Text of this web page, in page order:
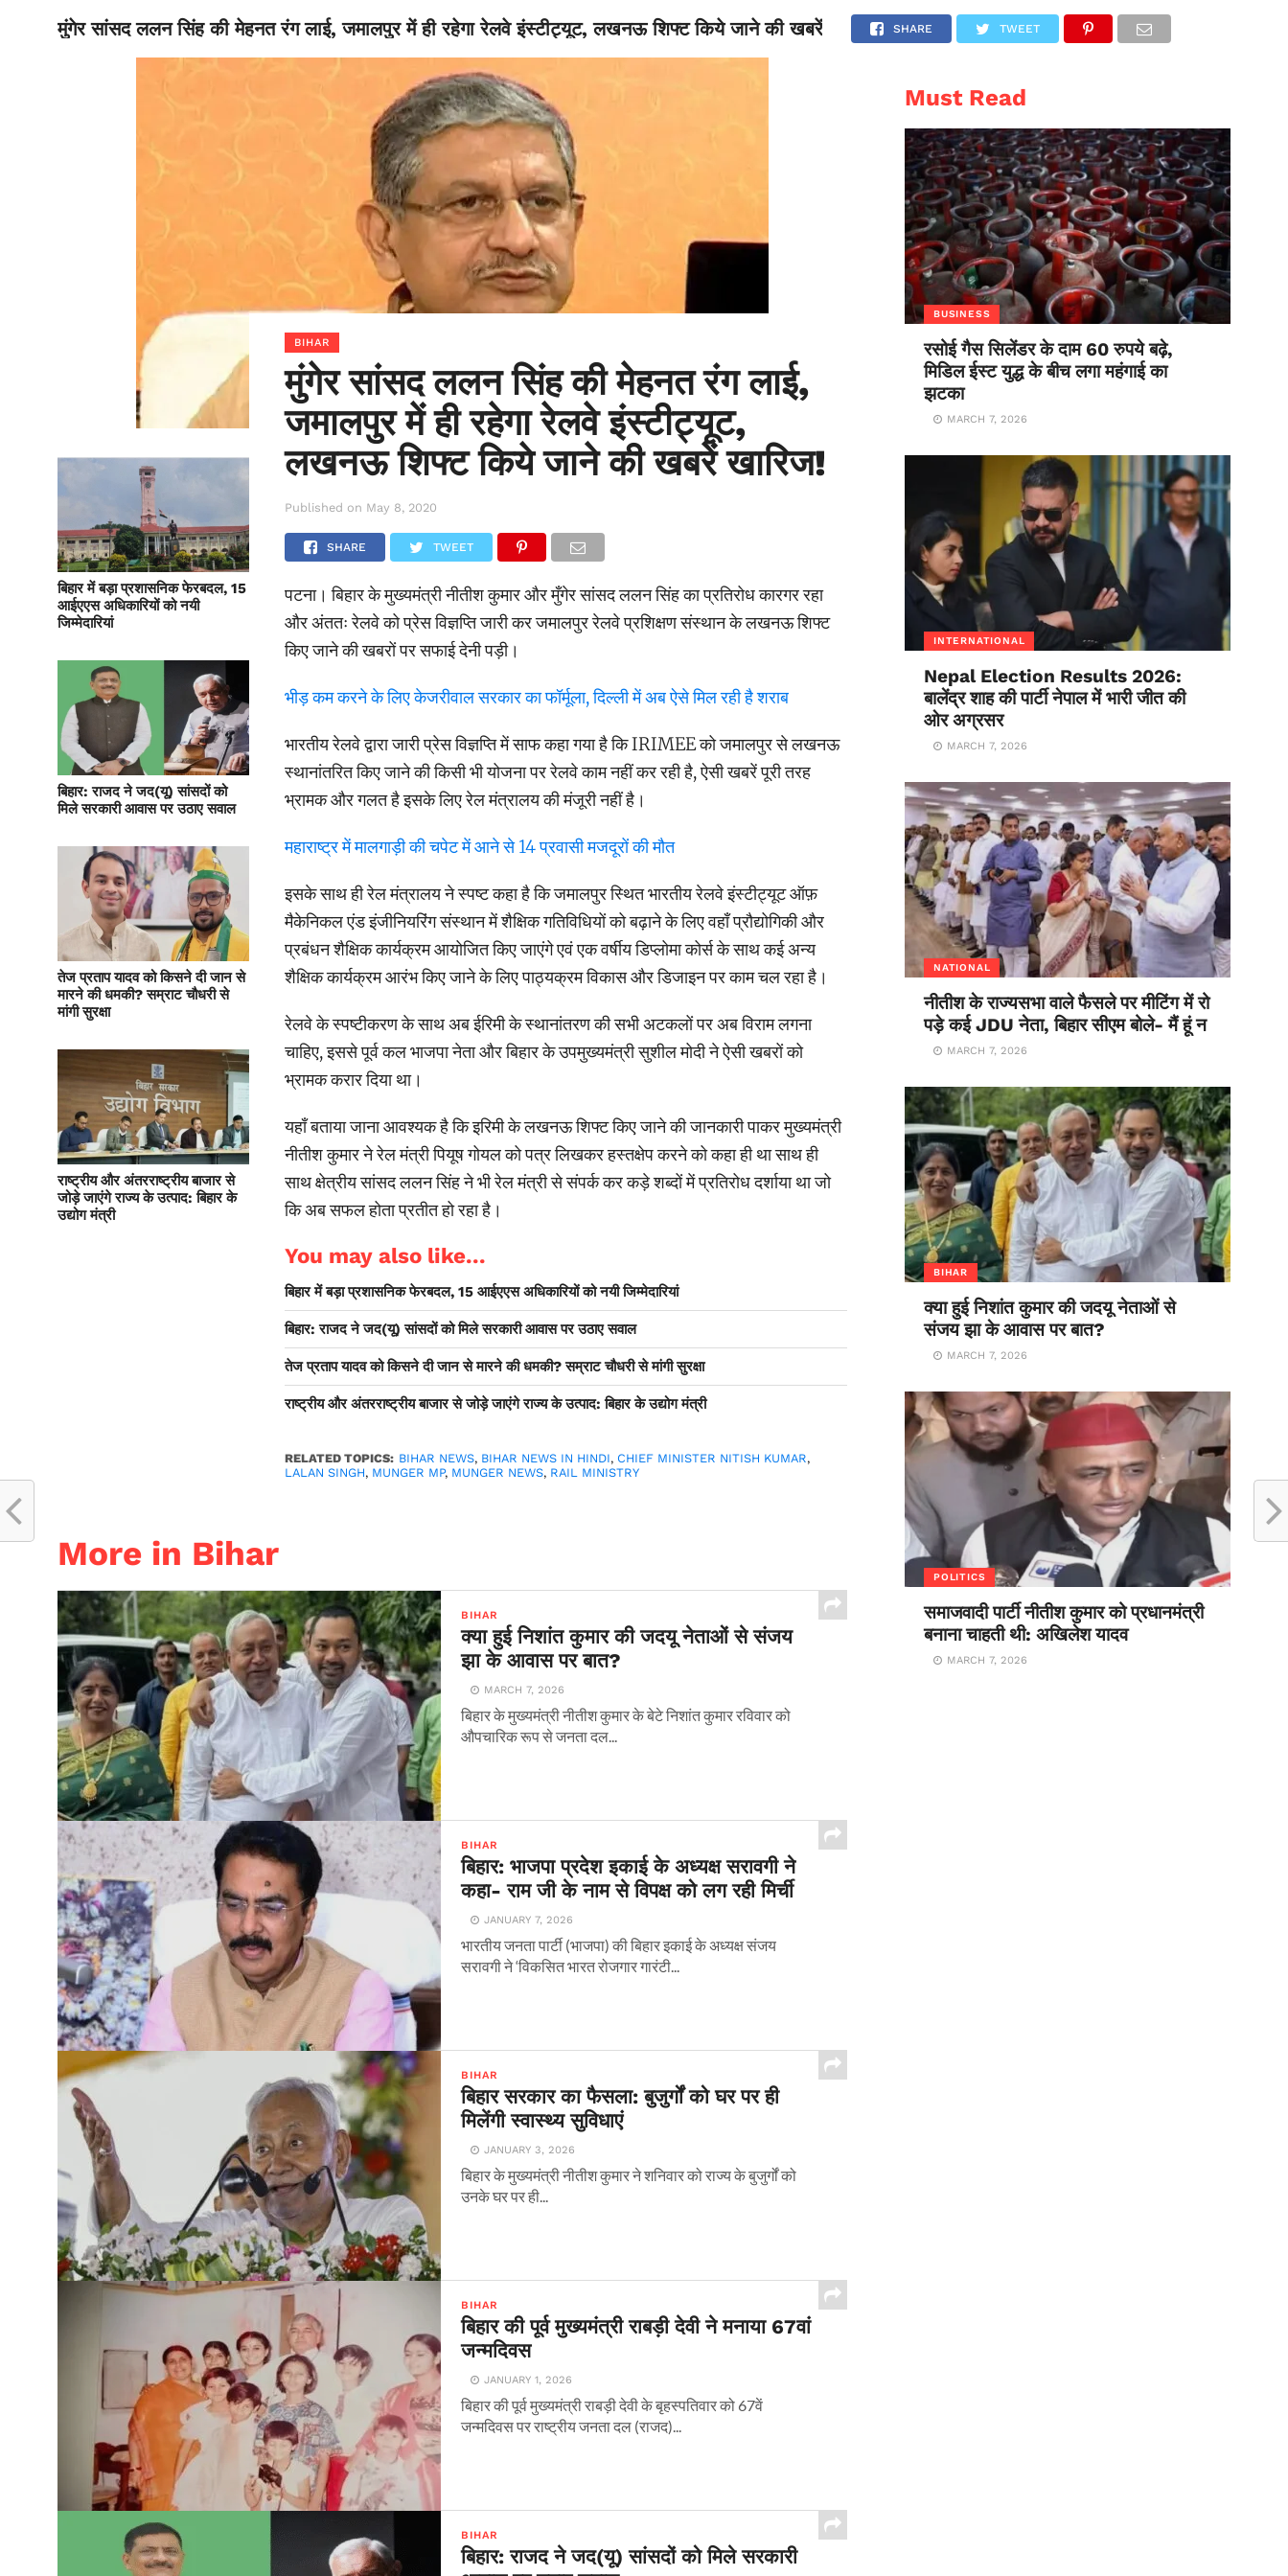
BIHAR NATIONAL SPORTS SCIENCE POLITICS INTERNATIONAL ENTERTAINMENT
मुंगेर सांसद ललन सिंह की मेहनत रंग लाई, जमालपुर में ही रहेगा रेलवे इंस्टीट्यूट, लखनऊ शिफ्ट किये जाने की खबरें खारिज! SHARE TWEET
बिहार में बड़ा प्रशासनिक फेरबदल, 15
आईएएस अधिकारियों को नयी
जिम्मेदारियां
बिहार: राजद ने जद(यू) सांसदों को
मिले सरकारी आवास पर उठाए सवाल
तेज प्रताप यादव को किसने दी जान से
मारने की धमकी? सम्राट चौधरी से
मांगी सुरक्षा
राष्ट्रीय और अंतरराष्ट्रीय बाजार से
जोड़े जाएंगे राज्य के उत्पाद: बिहार के
उद्योग मंत्री
BIHAR
मुंगेर सांसद ललन सिंह की मेहनत रंग लाई,
जमालपुर में ही रहेगा रेलवे इंस्टीट्यूट,
लखनऊ शिफ्ट किये जाने की खबरें खारिज!
Published on May 8, 2020
SHARE TWEET
पटना। बिहार के मुख्यमंत्री नीतीश कुमार और मुँगेर सांसद ललन सिंह का प्रतिरोध कारगर रहा
और अंततः रेलवे को प्रेस विज्ञप्ति जारी कर जमालपुर रेलवे प्रशिक्षण संस्थान के लखनऊ शिफ्ट
किए जाने की खबरों पर सफाई देनी पड़ी।
भीड़ कम करने के लिए केजरीवाल सरकार का फॉर्मूला, दिल्ली में अब ऐसे मिल रही है शराब
भारतीय रेलवे द्वारा जारी प्रेस विज्ञप्ति में साफ कहा गया है कि IRIMEE को जमालपुर से लखनऊ
स्थानांतरित किए जाने की किसी भी योजना पर रेलवे काम नहीं कर रही है, ऐसी खबरें पूरी तरह
भ्रामक और गलत है इसके लिए रेल मंत्रालय की मंजूरी नहीं है।
महाराष्ट्र में मालगाड़ी की चपेट में आने से 14 प्रवासी मजदूरों की मौत
इसके साथ ही रेल मंत्रालय ने स्पष्ट कहा है कि जमालपुर स्थित भारतीय रेलवे इंस्टीट्यूट ऑफ़
मैकेनिकल एंड इंजीनियरिंग संस्थान में शैक्षिक गतिविधियों को बढ़ाने के लिए वहाँ प्रौद्योगिकी और
प्रबंधन शैक्षिक कार्यक्रम आयोजित किए जाएंगे एवं एक वर्षीय डिप्लोमा कोर्स के साथ कई अन्य
शैक्षिक कार्यक्रम आरंभ किए जाने के लिए पाठ्यक्रम विकास और डिजाइन पर काम चल रहा है।
रेलवे के स्पष्टीकरण के साथ अब ईरिमी के स्थानांतरण की सभी अटकलों पर अब विराम लगना
चाहिए, इससे पूर्व कल भाजपा नेता और बिहार के उपमुख्यमंत्री सुशील मोदी ने ऐसी खबरों को
भ्रामक करार दिया था।
यहाँ बताया जाना आवश्यक है कि इरिमी के लखनऊ शिफ्ट किए जाने की जानकारी पाकर मुख्यमंत्री
नीतीश कुमार ने रेल मंत्री पियूष गोयल को पत्र लिखकर हस्तक्षेप करने को कहा ही था साथ ही
साथ क्षेत्रीय सांसद ललन सिंह ने भी रेल मंत्री से संपर्क कर कड़े शब्दों में प्रतिरोध दर्शाया था जो
कि अब सफल होता प्रतीत हो रहा है।
You may also like...
बिहार में बड़ा प्रशासनिक फेरबदल, 15 आईएएस अधिकारियों को नयी जिम्मेदारियां
बिहार: राजद ने जद(यू) सांसदों को मिले सरकारी आवास पर उठाए सवाल
तेज प्रताप यादव को किसने दी जान से मारने की धमकी? सम्राट चौधरी से मांगी सुरक्षा
राष्ट्रीय और अंतरराष्ट्रीय बाजार से जोड़े जाएंगे राज्य के उत्पाद: बिहार के उद्योग मंत्री
RELATED TOPICS: BIHAR NEWS, BIHAR NEWS IN HINDI,CHIEF MINISTER NITISH KUMAR,
LALAN SINGH, MUNGER MP, MUNGER NEWS, RAIL MINISTRY
More in Bihar
BIHAR
क्या हुई निशांत कुमार की जदयू नेताओं से संजय
झा के आवास पर बात?
MARCH 7, 2026
बिहार के मुख्यमंत्री नीतीश कुमार के बेटे निशांत कुमार रविवार को
औपचारिक रूप से जनता दल...
BIHAR
बिहार: भाजपा प्रदेश इकाई के अध्यक्ष सरावगी ने
कहा- राम जी के नाम से विपक्ष को लग रही मिर्ची
JANUARY 7, 2026
भारतीय जनता पार्टी (भाजपा) की बिहार इकाई के अध्यक्ष संजय
सरावगी ने ‘विकसित भारत रोजगार गारंटी...
BIHAR
बिहार सरकार का फैसला: बुजुर्गों को घर पर ही
मिलेंगी स्वास्थ्य सुविधाएं
JANUARY 3, 2026
बिहार के मुख्यमंत्री नीतीश कुमार ने शनिवार को राज्य के बुजुर्गों को
उनके घर पर ही...
BIHAR
बिहार की पूर्व मुख्यमंत्री राबड़ी देवी ने मनाया 67वां
जन्मदिवस
JANUARY 1, 2026
बिहार की पूर्व मुख्यमंत्री राबड़ी देवी के बृहस्पतिवार को 67वें
जन्मदिवस पर राष्ट्रीय जनता दल (राजद)...
BIHAR
बिहार: राजद ने जद(यू) सांसदों को मिले सरकारी
Must Read
BUSINESS
रसोई गैस सिलेंडर के दाम 60 रुपये बढ़े,
मिडिल ईस्ट युद्ध के बीच लगा महंगाई का
झटका
MARCH 7, 2026
INTERNATIONAL
Nepal Election Results 2026:
बालेंद्र शाह की पार्टी नेपाल में भारी जीत की
ओर अग्रसर
MARCH 7, 2026
NATIONAL
नीतीश के राज्यसभा वाले फैसले पर मीटिंग में रो
पड़े कई JDU नेता, बिहार सीएम बोले- मैं हूं न
MARCH 7, 2026
BIHAR
क्या हुई निशांत कुमार की जदयू नेताओं से
संजय झा के आवास पर बात?
MARCH 7, 2026
POLITICS
समाजवादी पार्टी नीतीश कुमार को प्रधानमंत्री
बनाना चाहती थी: अखिलेश यादव
MARCH 7, 2026